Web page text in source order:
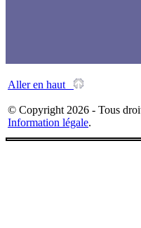
Aller en haut
© Copyright 2026 - Tous
Information légale.